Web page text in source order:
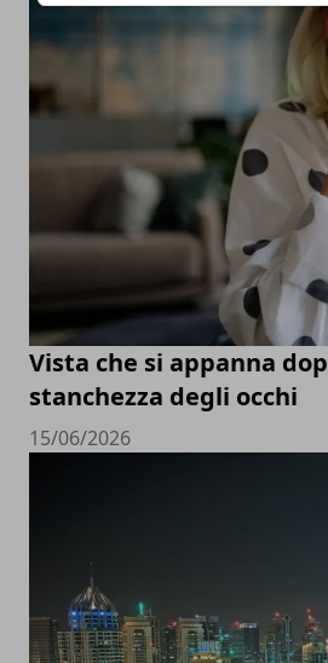
Vista che si appanna
stanchezza degli occhi
15/06/2026